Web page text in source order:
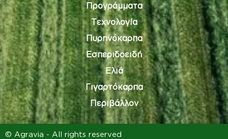
Προγράμματα
Τεχνολογία
Πυρηνόκαρπα
Εσπεριδοειδή
Ελιά
Γιγαρτόκαρπα
Περιβάλλον
© Agravia - All rights reserved